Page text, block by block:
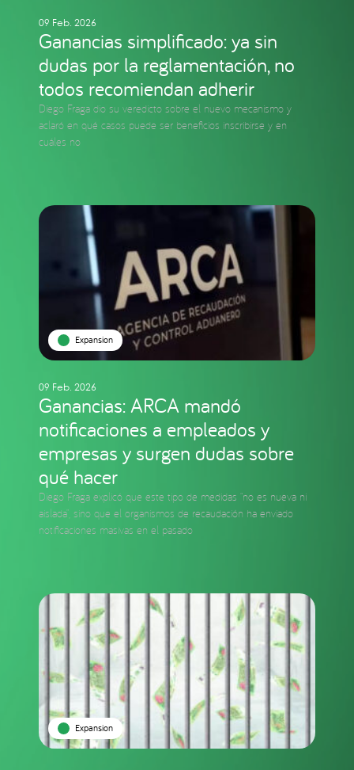
09 Feb. 2026
Ganancias simplificado: ya sin
dudas por la reglamentación, no
todos recomiendan adherir
Diego Fraga dio su veredicto sobre el nuevo mecanismo y
aclaró en qué casos puede ser beneficios inscribirse y en
cuáles no
Expansion
09 Feb. 2026
Ganancias: ARCA mandó
notificaciones a empleados y
empresas y surgen dudas sobre
qué hacer
Diego Fraga explicó que este tipo de medidas “no es nueva ni
aislada”, sino que el organismos de recaudación ha enviado
notificaciones masivas en el pasado
Expansion